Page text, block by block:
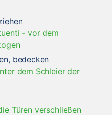
- vor dem
bedecken
dem Schleier der
Türen verschließen